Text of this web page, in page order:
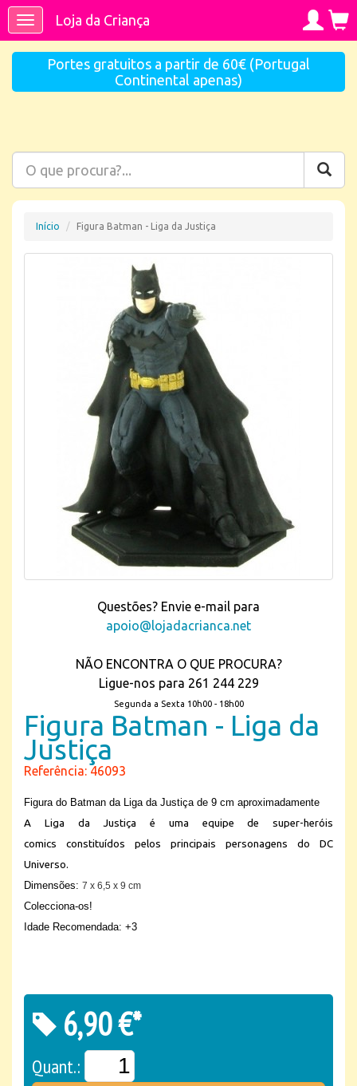
ToggleLoja da Criança
Portes gratuitos a partir de 60€ (Portugal
Continental apenas)
Início Figura Batman - Liga da Justiça
Questões? Envie e-mail para
apoio@lojadacrianca.net
NÃO ENCONTRA O QUE PROCURA?
Ligue-nos para 261 244 229
Segunda a Sexta 10h00 - 18h00
Figura Batman - Liga da
Justiça
Referência: 46093
Figura do Batman da Liga da Justiça de 9 cm aproximadamente
A Liga da Justiça é uma equipe de super-heróis
comics constituídos pelos principais personagens do DC
Universo.
Dimensões: 7 x 6,5 x 9 cm
Colecciona-os!
Idade Recomendada: +3
6,90 €*
Quant.: